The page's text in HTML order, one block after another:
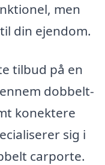
men
din ejendom.
tilbud på en
dobbelt-
konektere
sig i
carporte.